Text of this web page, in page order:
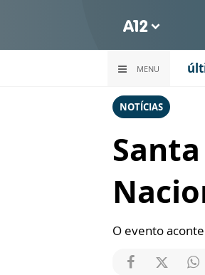
MENU
NOTÍCIAS
O evento